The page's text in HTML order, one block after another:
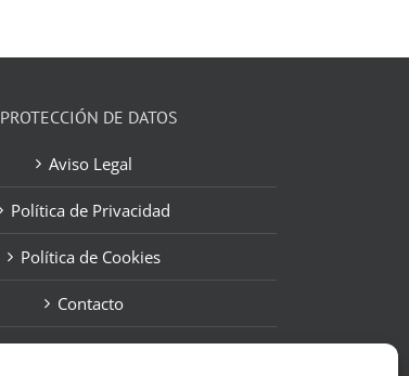
PROTECCIÓN DE DATOS
Aviso Legal
Política de Privacidad
Política de Cookies
Contacto